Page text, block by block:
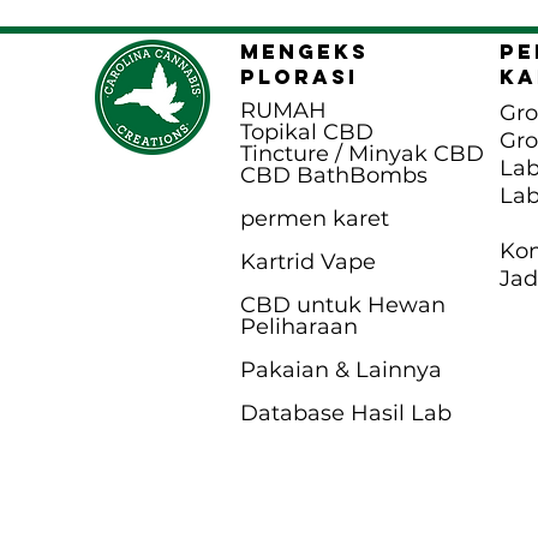
MENGEKS
PLORASI
RUMAH
Topikal CBD
Tincture / Minyak CBD
CBD BathBombs
permen karet
Kartrid Vape
CBD untuk Hewan
Peliharaan
Pakaian & Lainnya
Database Hasil Lab